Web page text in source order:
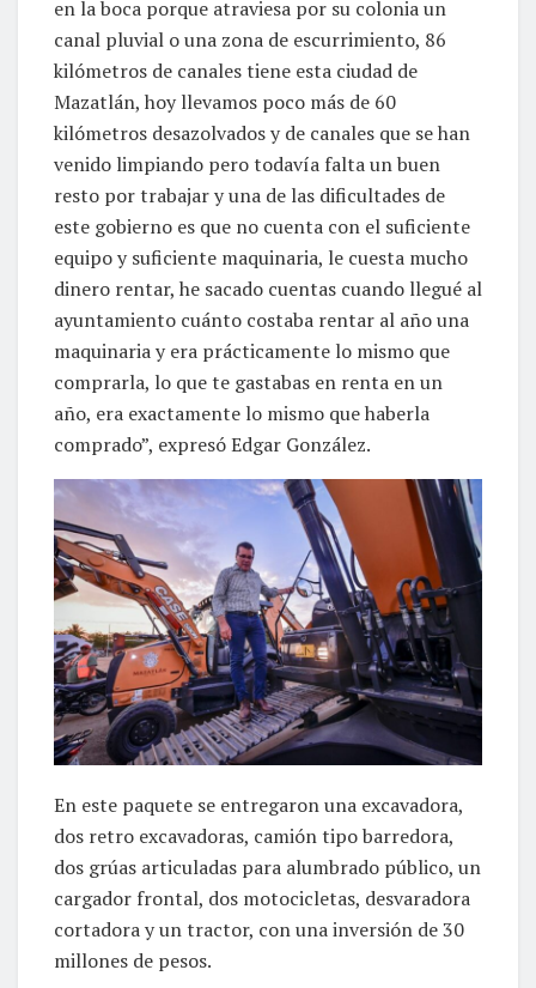
en la boca porque atraviesa por su colonia un
canal pluvial o una zona de escurrimiento, 86
kilómetros de canales tiene esta ciudad de
Mazatlán, hoy llevamos poco más de 60
kilómetros desazolvados y de canales que se han
venido limpiando pero todavía falta un buen
resto por trabajar y una de las dificultades de
este gobierno es que no cuenta con el suficiente
equipo y suficiente maquinaria, le cuesta mucho
dinero rentar, he sacado cuentas cuando llegué al
ayuntamiento cuánto costaba rentar al año una
maquinaria y era prácticamente lo mismo que
comprarla, lo que te gastabas en renta en un
año, era exactamente lo mismo que haberla
comprado”, expresó Edgar González.
En este paquete se entregaron una excavadora,
dos retro excavadoras, camión tipo barredora,
dos grúas articuladas para alumbrado público, un
cargador frontal, dos motocicletas, desvaradora
cortadora y un tractor, con una inversión de 30
millones de pesos.